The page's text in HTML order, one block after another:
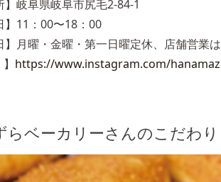
】岐阜県岐阜市尻毛2-84-1
】11：00〜18：00
】月曜・金曜・第一日曜定休、店舗営業
https://www.instagram.com/
らベーカリーさんのこだわり